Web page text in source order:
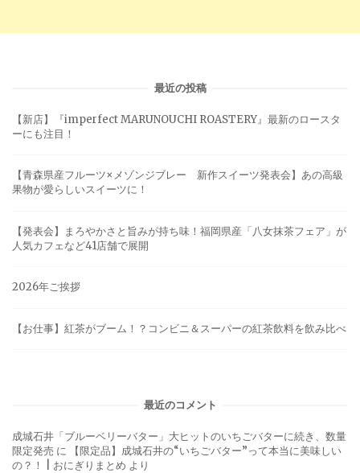
最近の投稿
【新店】『imperfect MARUNOUCHI ROASTERY』最新のロースタ
ーにも注目！
【青森県産フルーツ×メゾンジブレー 新作スイーツ発表会】あの高級
果物が愛らしいスイーツに！
【発表会】まろやかさと旨みが持ち味！福岡県産「八女抹茶フェア」が
人気カフェなど41店舗で展開
2026年ご挨拶
【お仕事】紅茶がブーム！？コンビニ＆スーパーの紅茶飲料を飲み比べ
最近のコメント
成城石井「ブルーベリーバター」大ヒットのいちごバターに続き、数量
限定発売 に
【限定品】成城石井の“いちごバター”って本当に美味しい
の？！ | おにぎりまとめ より